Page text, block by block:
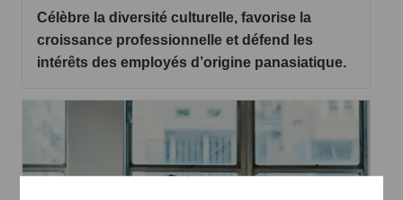
Célèbre la diversité culturelle, favorise la
croissance professionnelle et défend les
intérêts des employés d’origine panasiatique.